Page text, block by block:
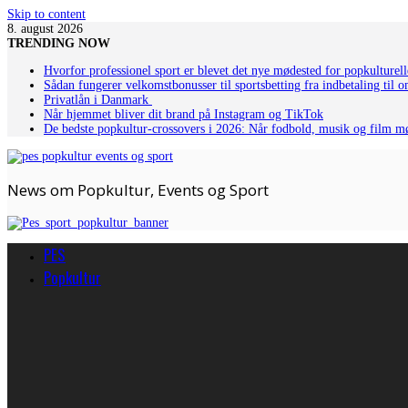
Skip to content
8. august 2026
TRENDING NOW
Hvorfor professionel sport er blevet det nye mødested for
Sådan fungerer velkomstbonusser til sportsbetting fra indbetaling til
Privatlån i Danmark
Når hjemmet bliver dit brand på Instagram og TikTok
De bedste popkultur-crossovers i 2026: Når fodbold, musik og film
News om Popkultur, Events og Sport
PES
Popkultur